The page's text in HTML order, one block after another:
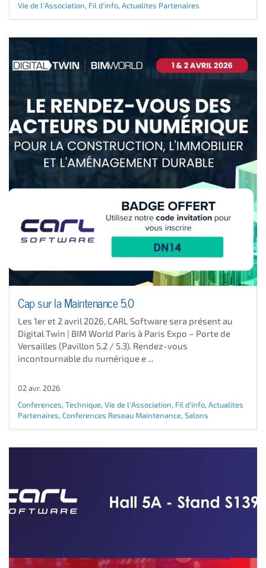
Vie de l'Association, Fil d'info, Actualites Partenaires
Cap sur la Maintenance 5.0
Les 1er et 2 avril 2026, CARL Software sera présent au
Digital Twin | BIM World Paris à Paris Expo – Porte de
Versailles (Pavillon 5.2 / 5.3). Rendez-vous
incontournable du numérique e ...
02 avr. 2026
Conferences, Technique, Vie de l'Association, Fil d'info, Actualites
Partenaires, Conferences Reseau Maintenance, Salons